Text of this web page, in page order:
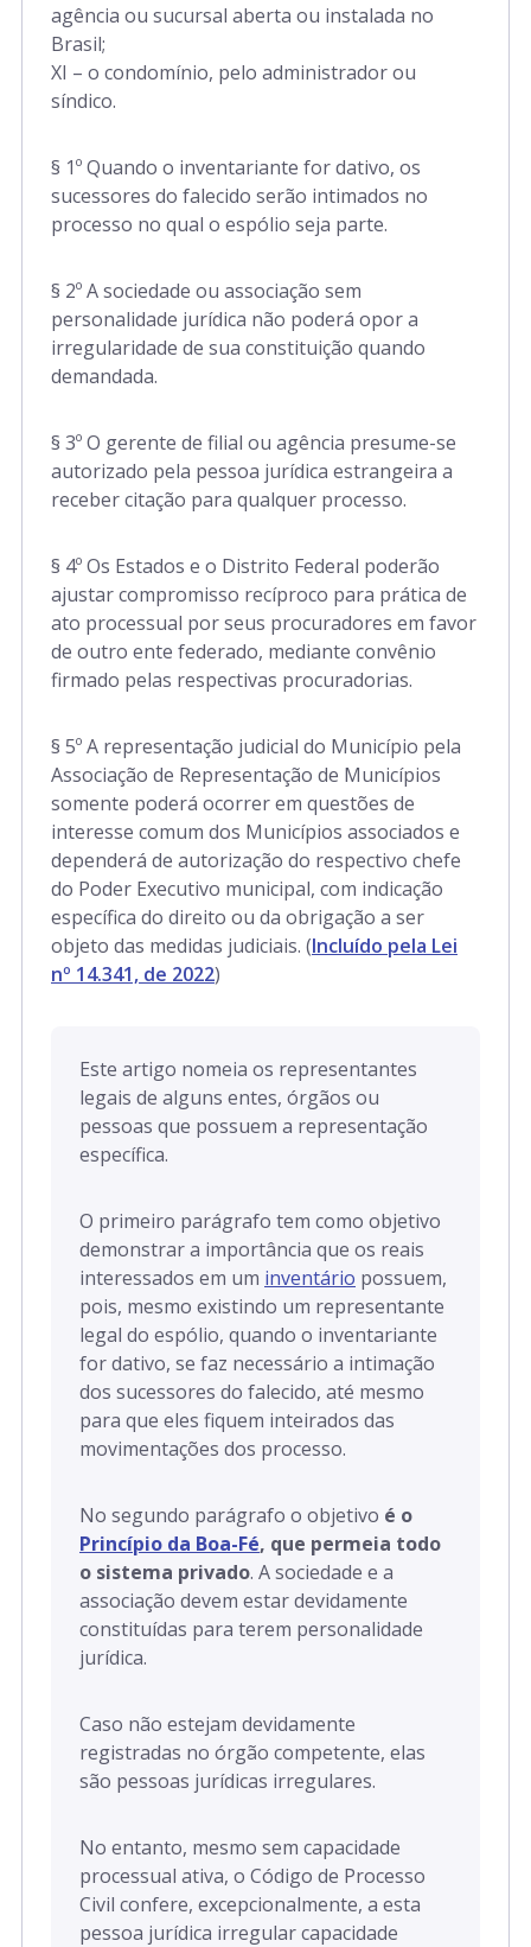
agência ou sucursal aberta ou instalada no
Brasil;
XI – o condomínio, pelo administrador ou
síndico.
§ 1º Quando o inventariante for dativo, os
sucessores do falecido serão intimados no
processo no qual o espólio seja parte.
§ 2º A sociedade ou associação sem
personalidade jurídica não poderá opor a
irregularidade de sua constituição quando
demandada.
§ 3º O gerente de filial ou agência presume-se
autorizado pela pessoa jurídica estrangeira a
receber citação para qualquer processo.
§ 4º Os Estados e o Distrito Federal poderão
ajustar compromisso recíproco para prática de
ato processual por seus procuradores em favor
de outro ente federado, mediante convênio
firmado pelas respectivas procuradorias.
§ 5º A representação judicial do Município pela
Associação de Representação de Municípios
somente poderá ocorrer em questões de
interesse comum dos Municípios associados e
dependerá de autorização do respectivo chefe
do Poder Executivo municipal, com indicação
específica do direito ou da obrigação a ser
objeto das medidas judiciais. (Incluído pela Lei
nº 14.341, de 2022)
Este artigo nomeia os representantes
legais de alguns entes, órgãos ou
pessoas que possuem a representação
específica.
O primeiro parágrafo tem como objetivo
demonstrar a importância que os reais
interessados em um inventário possuem,
pois, mesmo existindo um representante
legal do espólio, quando o inventariante
for dativo, se faz necessário a intimação
dos sucessores do falecido, até mesmo
para que eles fiquem inteirados das
movimentações dos processo.
No segundo parágrafo o objetivo é o
Princípio da Boa-Fé, que permeia todo
o sistema privado. A sociedade e a
associação devem estar devidamente
constituídas para terem personalidade
jurídica.
Caso não estejam devidamente
registradas no órgão competente, elas
são pessoas jurídicas irregulares.
No entanto, mesmo sem capacidade
processual ativa, o Código de Processo
Civil confere, excepcionalmente, a esta
pessoa jurídica irregular capacidade